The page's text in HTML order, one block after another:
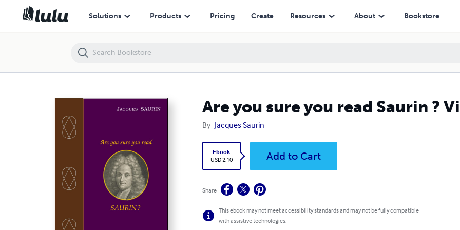
Solutions Products Pricing Create Resources About Bookstore
Are you sure you read Saurin ?
By Jacques Saurin
Ebook
USD 2.10
Add to Cart
Share
This ebook may not meet accessibility standards and may not be fully compatible
with assistive technologies.
Are you sure you read Saurin ? Vingt sermons